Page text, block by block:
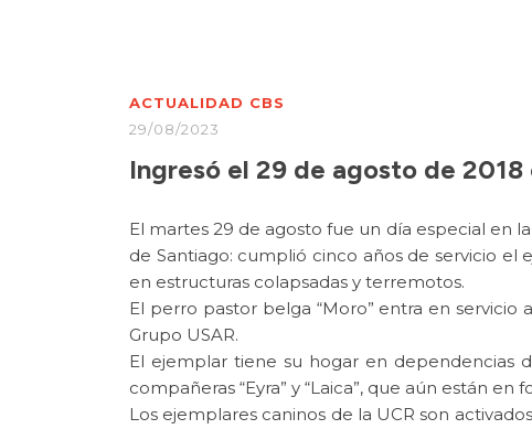
ACTUALIDAD CBS
29/08/2023
Ingresó el 29 de agosto de
El martes 29 de agosto fue un día especial en
de Santiago: cumplió cinco años de servicio el
en estructuras colapsadas y terremotos.
El perro pastor belga “Moro” entra en
Grupo USAR.
El ejemplar tiene su hogar en dependencias
compañeras “Eyra” y “Laica”, que aún están en
Los ejemplares caninos de la UCR son